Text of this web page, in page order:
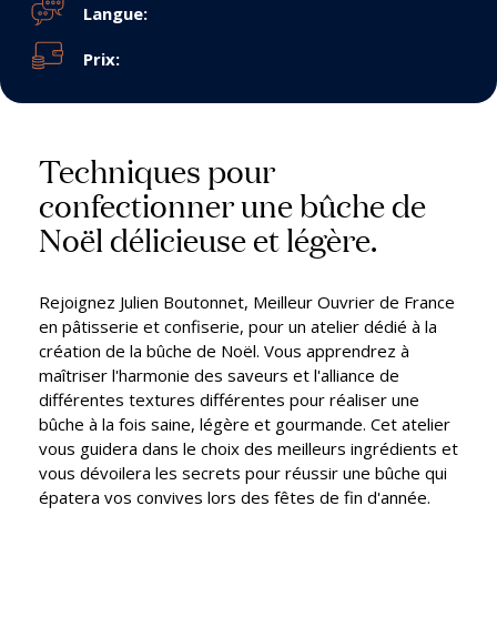
Langue:
Prix:
Techniques pour
confectionner une bûche de
Noël délicieuse et légère.
Rejoignez Julien Boutonnet, Meilleur Ouvrier de France
en pâtisserie et confiserie, pour un atelier dédié à la
création de la bûche de Noël. Vous apprendrez à
maîtriser l'harmonie des saveurs et l'alliance de
différentes textures différentes pour réaliser une
bûche à la fois saine, légère et gourmande. Cet atelier
vous guidera dans le choix des meilleurs ingrédients et
vous dévoilera les secrets pour réussir une bûche qui
épatera vos convives lors des fêtes de fin d'année.